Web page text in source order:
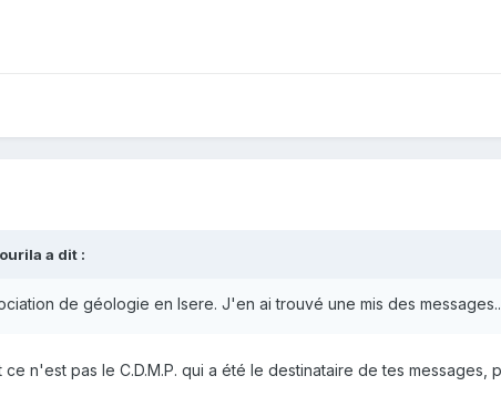
a dit :
de géologie en Isere. J'en ai trouvé une mis des
n'est pas le C.D.M.P. qui a été le destinataire de tes